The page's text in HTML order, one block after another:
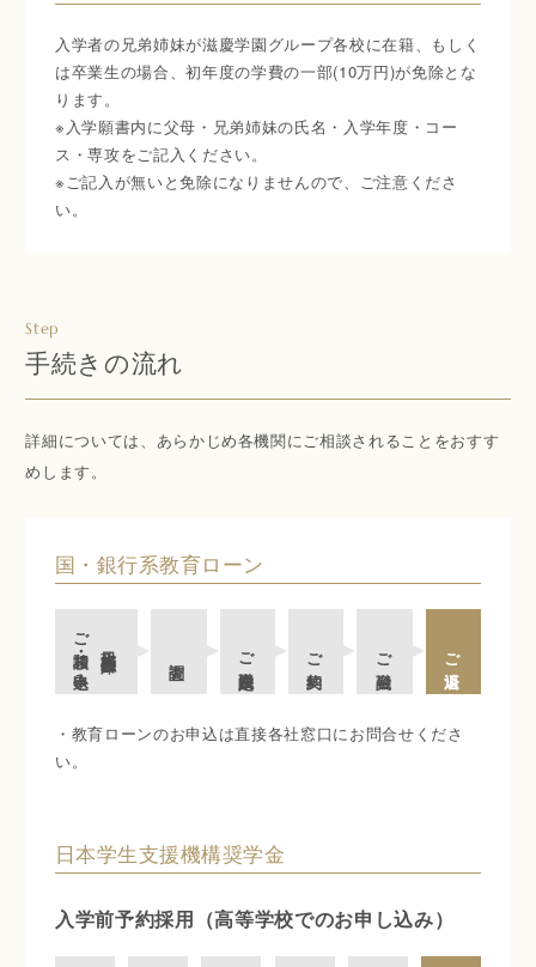
入学者の兄弟姉妹が滋慶学園グループ各校に在籍、もしく
は卒業生の場合、初年度の学費の一部(10万円)が免除とな
ります。
※入学願書内に父母・兄弟姉妹の氏名・入学年度・コー
ス・専攻をご記入ください。
※ご記入が無いと免除になりませんので、ご注意くださ
い。
Step
手続きの流れ
詳細については、あらかじめ各機関にご相談されることをおすす
めします。
国・銀行系教育ローン
日本政策金融公庫に
ご相談・お申込み ご融資決定 ご契約 ご融資 ご返済
・教育ローンのお申込は直接各社窓口にお問合せくださ
い。
日本学生支援機構奨学金
入学前予約採用（高等学校でのお申し込み）